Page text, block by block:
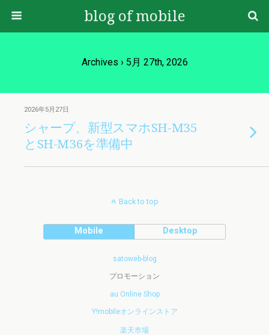
blog of mobile
Archives › 5月 27th, 2026
2026年5月27日
シャープ、新型スマホSH-M35
とSH-M36を準備中
Back to top
Mobile Desktop
satoweb-blog
プロモーション
au Online Shop
Y!mobileオンラインストア
楽天市場